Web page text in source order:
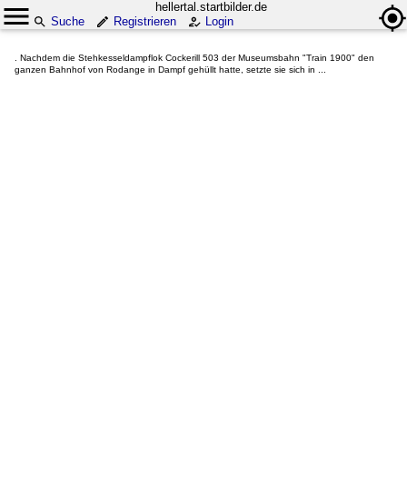
hellertal.startbilder.de
Suche
Registrieren Login
. Nachdem die Stehkesseldampflok Cockerill 503 der Museumsbahn "Train 1900" den
ganzen Bahnhof von Rodange in Dampf gehüllt hatte, setzte sie sich in ...